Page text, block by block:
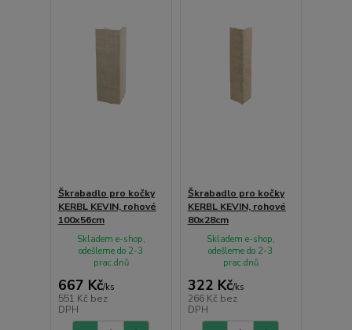
Škrabadlo pro kočky
KERBL KEVIN, rohové
100x56cm
667 Kč/ks
551 Kč bez
DPH
Skladem e-shop,
odešleme do 2-3
prac.dnů
Škrabadlo pro kočky
KERBL KEVIN, rohové
80x28cm
322 Kč/ks
266 Kč bez
DPH
Skladem e-shop,
odešleme do 2-3
prac.dnů